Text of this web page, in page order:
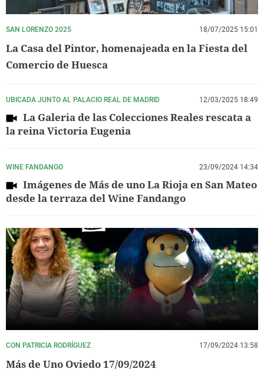
SAN LORENZO 2025 18/07/2025 15:01
La Casa del Pintor, homenajeada en la Fiesta del
Comercio de Huesca
UBICADA JUNTO AL PALACIO REAL DE MADRID 12/03/2025 18:49
La Galeria de las Colecciones Reales rescata a
la reina Victoria Eugenia
WINE FANDANGO 23/09/2024 14:34
Imágenes de Más de uno La Rioja en San Mateo
desde la terraza del Wine Fandango
CON PATRICIA RODRÍGUEZ 17/09/2024 13:58
Más de Uno Oviedo 17/09/2024